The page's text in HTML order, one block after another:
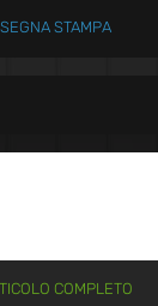
STAMPA
COMPLETO